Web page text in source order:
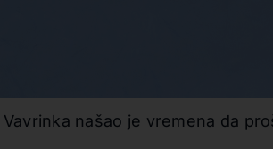
našao je vremena da